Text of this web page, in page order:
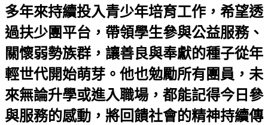
多年來持續投入青少年培育工作，希望透
過扶少團平台，帶領學生參與公益服務、
關懷弱勢族群，讓善良與奉獻的種子從年
輕世代開始萌芽。他也勉勵所有團員，未
來無論升學或進入職場，都能記得今日參
與服務的感動，將回饋社會的精神持續傳